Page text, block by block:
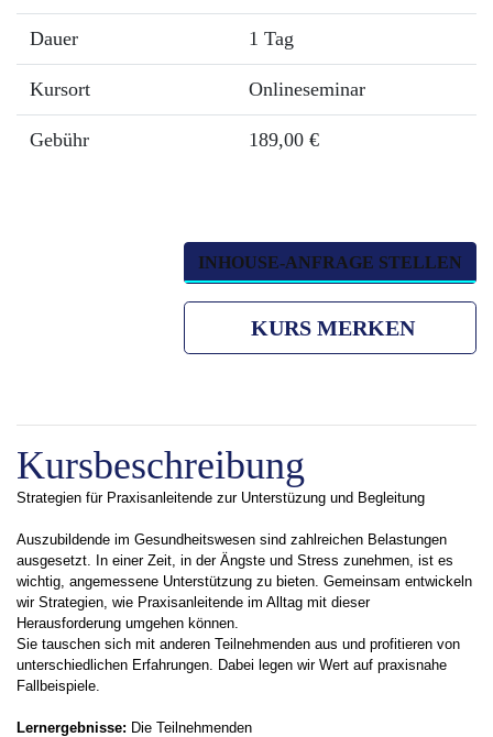
Dauer 1 Tag
Kursort Onlineseminar
Gebühr 189,00 €
INHOUSE-ANFRAGE STELLEN
KURS MERKEN
Kursbeschreibung
Strategien für Praxisanleitende zur Unterstüzung und Begleitung
Auszubildende im Gesundheitswesen sind zahlreichen Belastungen
ausgesetzt. In einer Zeit, in der Ängste und Stress zunehmen, ist es
wichtig, angemessene Unterstützung zu bieten. Gemeinsam entwickeln
wir Strategien, wie Praxisanleitende im Alltag mit dieser
Herausforderung umgehen können.
Sie tauschen sich mit anderen Teilnehmenden aus und profitieren von
unterschiedlichen Erfahrungen. Dabei legen wir Wert auf praxisnahe
Fallbeispiele.
Lernergebnisse: Die Teilnehmenden